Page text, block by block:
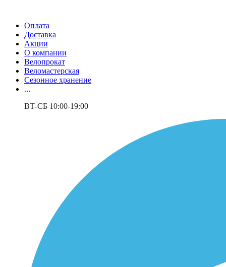
Оплата
Доставка
Акции
О компании
Велопрокат
Веломастерская
Сезонное хранение
...
ВТ-СБ 10:00-19:00